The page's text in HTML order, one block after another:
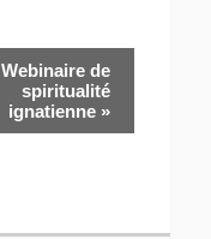
Webinaire de
spiritualité
ignatienne »